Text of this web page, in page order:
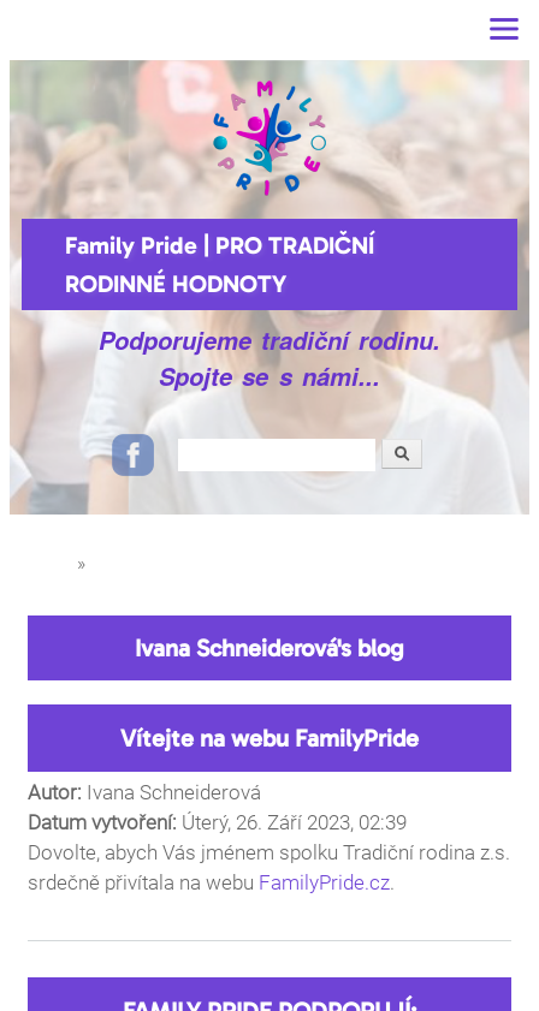
Přejít k
hlavnímu
obsahu
Family Pride | PRO TRADIČNÍ
RODINNÉ HODNOTY
Podporujeme tradiční rodinu.
Spojte se s námi...
Ikonky sociálních sítí
Vyhledávání
Hledat
»
Ivana Schneiderová's blog
Vítejte na webu FamilyPride
Autor: Ivana Schneiderová
Datum vytvoření: Úterý, 26. Září 2023, 02:39
Dovolte, abych Vás jménem spolku Tradiční rodina z.s.
srdečně přivítala na webu FamilyPride.cz.